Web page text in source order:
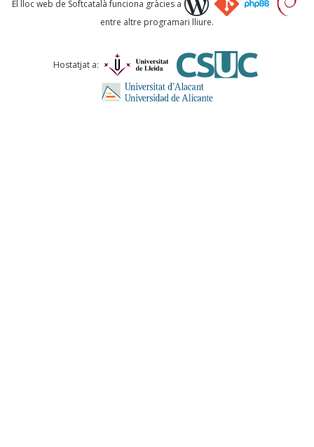
Comentari *
El lloc web de Softcatalà funciona gràcies a
entre altre programari lliure.
Hostatjat a: